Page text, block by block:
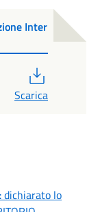
Inter
Scarica
dichiarato lo